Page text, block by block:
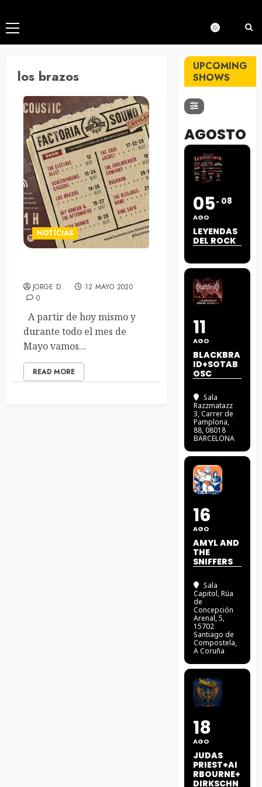
Menú
principal
los brazos
NOTÍCIAS
JORGE D.
12 MAYO 2020
0
A partir de hoy mismo y
durante todo el mes de
Mayo vamos...
READ MORE
UPCOMING
SHOWS
AGOSTO
05
AGO
08
LEYENDAS
DEL ROCK
11
AGO
BLACKBRA
ID+SOTAB
OSC
Sala
Razzmatazz
3, Carrer de
Pamplona,
88, 08018
BARCELONA
16
AGO
AMYL AND
THE
SNIFFERS
Sala
Capitol, Rúa
de
Concepción
Arenal, 5,
15702
Santiago de
Compostela,
A Coruña
18
AGO
JUDAS
PRIEST+AI
RBOURNE+
DIRKSCHN